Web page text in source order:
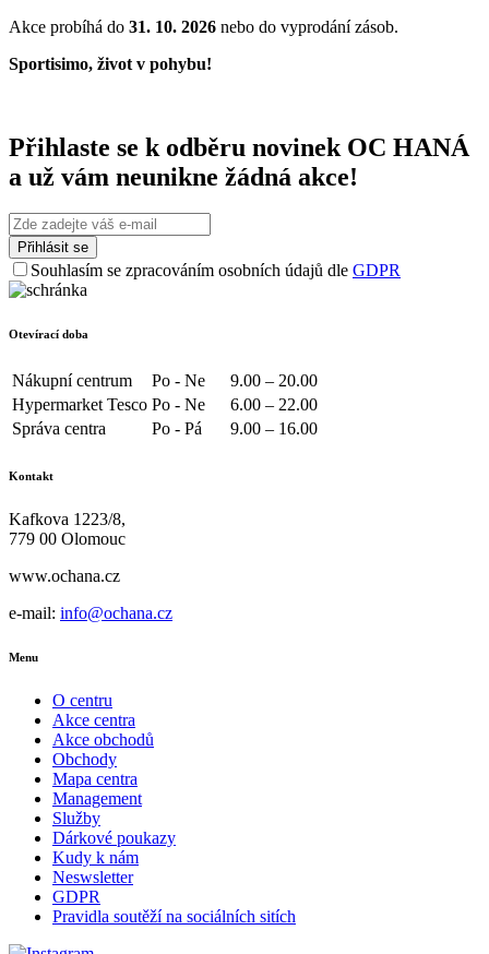
Akce probíhá do 31. 10. 2026 nebo do vyprodání zásob.
Sportisimo, život v pohybu!
Přihlaste se k odběru novinek OC HANÁ
a už vám neunikne žádná akce!
Souhlasím se zpracováním osobních údajů dle GDPR
Otevírací doba
Nákupní centrum Po - Ne
9.00 – 20.00
Hypermarket Tesco Po - Ne
6.00 – 22.00
Správa centra
Po - Pá 9.00 – 16.00
Kontakt
Kafkova 1223/8,
779 00 Olomouc
www.ochana.cz
e-mail: info@ochana.cz
Menu
O centru
Akce centra
Akce obchodů
Obchody
Mapa centra
Management
Služby
Dárkové poukazy
Kudy k nám
Neswsletter
GDPR
Pravidla soutěží na sociálních sitích